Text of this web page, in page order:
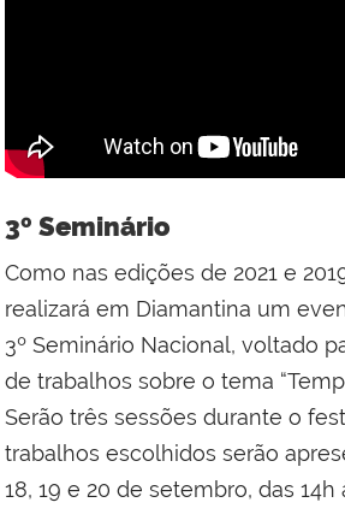
3º Seminário
Como nas edições de 2021 e
realizará em Diamantina um
3º Seminário Nacional, voltado
de trabalhos sobre o tema
Serão três sessões durante o
trabalhos escolhidos serão
18, 19 e 20 de setembro, das 14h